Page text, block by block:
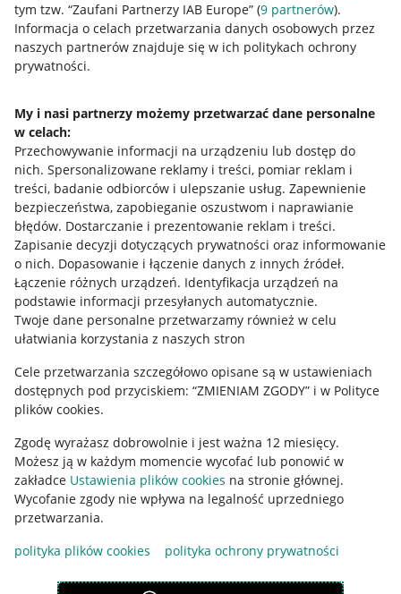
tym tzw. “Zaufani Partnerzy IAB Europe” (9 partnerów).
Informacja o celach przetwarzania danych osobowych przez
naszych partnerów znajduje się w ich politykach ochrony
prywatności.
My i nasi partnerzy możemy przetwarzać dane personalne
w celach:
Przechowywanie informacji na urządzeniu lub dostęp do
nich. Spersonalizowane reklamy i treści, pomiar reklam i
treści, badanie odbiorców i ulepszanie usług. Zapewnienie
bezpieczeństwa, zapobieganie oszustwom i naprawianie
błędów. Dostarczanie i prezentowanie reklam i treści.
Zapisanie decyzji dotyczących prywatności oraz informowanie
o nich. Dopasowanie i łączenie danych z innych źródeł.
Łączenie różnych urządzeń. Identyfikacja urządzeń na
podstawie informacji przesyłanych automatycznie.
Twoje dane personalne przetwarzamy również w celu
ułatwiania korzystania z naszych stron
Cele przetwarzania szczegółowo opisane są w ustawieniach
dostępnych pod przyciskiem: “ZMIENIAM ZGODY” i w Polityce
plików cookies.
Zgodę wyrażasz dobrowolnie i jest ważna 12 miesięcy.
Możesz ją w każdym momencie wycofać lub ponowić w
zakładce Ustawienia plików cookies na stronie głównej.
Wycofanie zgody nie wpływa na legalność uprzedniego
przetwarzania.
polityka plików cookies
polityka ochrony prywatności
Przydatne informacje
Jak to działa
Allegro Gadane dla sprzedających
Allegro Gadane dla kupujących
Mapa miejscowości
Informacje prawne
Regulamin
Polityka plików "cookies"
Ustawienia plików "cookies"
Udostępnianie lokalizacji
Informacje dla Aktu o Usługach Cyfrowych
Pobierz aplikację